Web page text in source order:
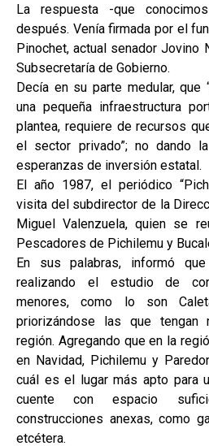
La respuesta -que
después. Venía firmada por el
Pinochet, actual senador Jovino
Subsecretaría de Gobierno.
Decía en su parte medular, que
una pequeña infraestructura
plantea, requiere de recursos
el sector privado”; no dando
esperanzas de inversión estatal.
El año 1987, el periódico
visita del subdirector de la
Miguel Valenzuela, quien se
Pescadores de Pichilemu y
En sus palabras, informó
realizando el estudio de
menores, como lo son
priorizándose las que tengan
región. Agregando que en la
en Navidad, Pichilemu y
cuál es el lugar más apto para
cuente con espacio
construcciones anexas, como
etcétera.